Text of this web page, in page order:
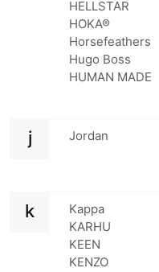
HELLSTAR
HOKA®
Horsefeathers
Hugo Boss
HUMAN MADE
j Jordan
k
Kappa
KARHU
KEEN
KENZO